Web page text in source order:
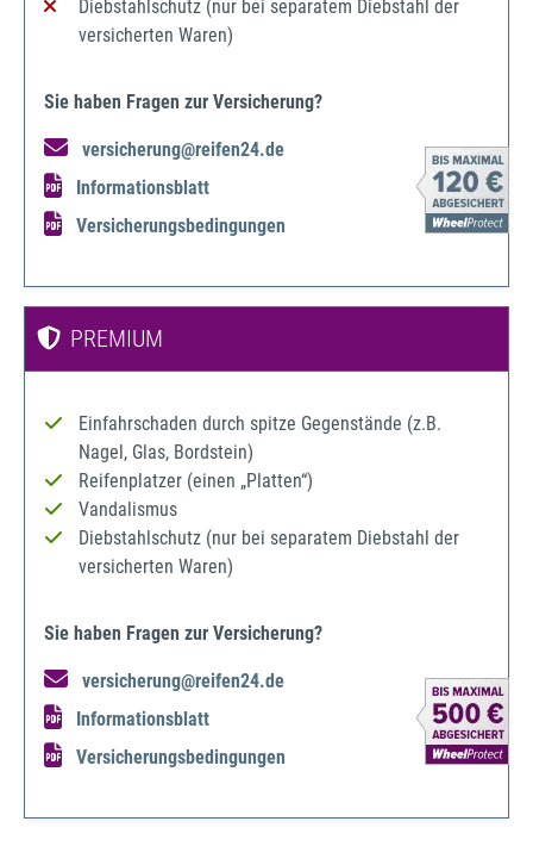
Diebstahlschutz (nur bei separatem Diebstahl der
versicherten Waren)
Sie haben Fragen zur Versicherung?
versicherung@reifen24.de
Informationsblatt
Versicherungsbedingungen
PREMIUM
Einfahrschaden durch spitze Gegenstände (z.B.
Nagel, Glas, Bordstein)
Reifenplatzer (einen „Platten“)
Vandalismus
Diebstahlschutz (nur bei separatem Diebstahl der
versicherten Waren)
Sie haben Fragen zur Versicherung?
versicherung@reifen24.de
Informationsblatt
Versicherungsbedingungen